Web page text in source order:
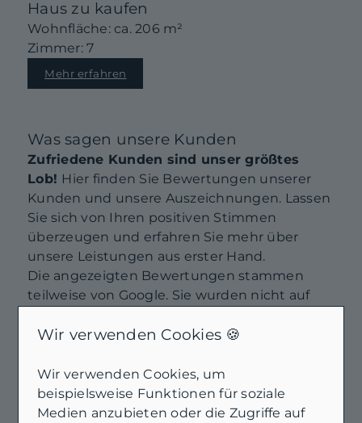
Haus zu kaufen
Wohnfläche: ca. 206 m²
Zimmer: 7
Mehr erfahren
Was sagen unsere Kunden
Zufriedene Kunden sind unser größtes
Lob! Hier finden Sie Bewertungen unserer
Kunden und unsere Auszeichnungen. Lassen
Sie sich von Ihren positiven Stimmen
überzeugen und erfahren Sie mehr über
unsere Leistungen aus erster Hand.
Die angezeigten Bewertungen stammen
teilweise von Google. Sie wurden nicht auf
Media
Inhalte aus externen Quellen,
Videoplattformen und Social-
Wir verwenden Cookies 🍪
Wir verwenden Cookies, um
beispielsweise Funktionen für soziale
Medien anzubieten oder die Zugriffe auf